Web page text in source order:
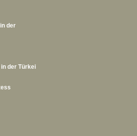
der
der Türkei